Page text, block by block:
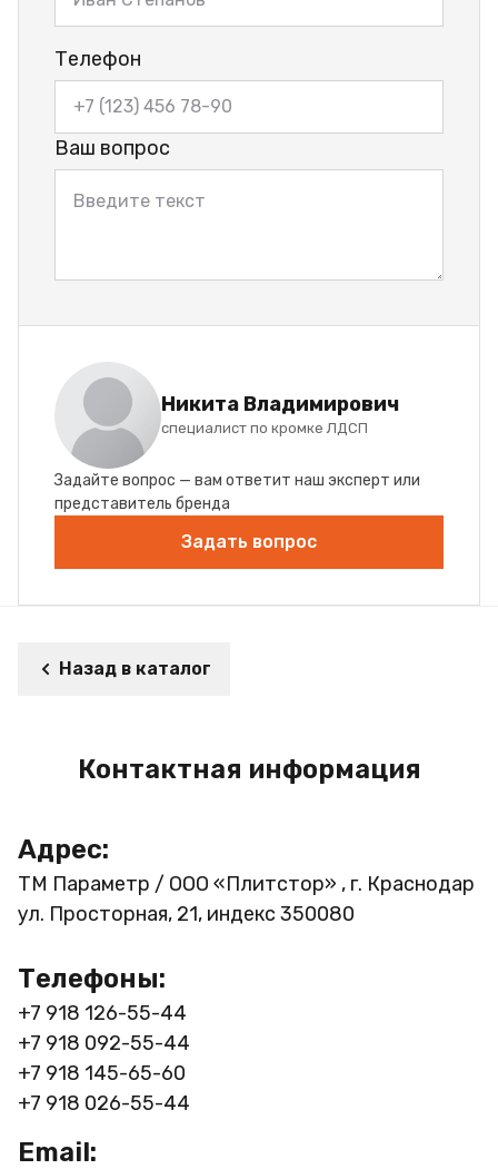
Телефон
Ваш вопрос
Никита Владимирович
специалист по кромке ЛДСП
Задайте вопрос — вам ответит наш эксперт или
представитель бренда
Задать вопрос
Назад в каталог
Контактная информация
Адрес:
ТМ Параметр / ООО «Плитстор» , г. Краснодар
ул. Просторная, 21, индекс 350080
Телефоны:
+7 918 126-55-44
+7 918 092-55-44
+7 918 145-65-60
+7 918 026-55-44
Email: